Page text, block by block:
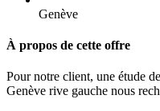
Genève
À propos de cette offre
Pour notre client, une étude
Genève rive gauche nous